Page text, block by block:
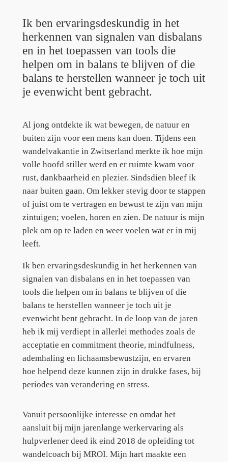
Ik ben ervaringsdeskundig in het
herkennen van signalen van disbalans
en in het toepassen van tools die
helpen om in balans te blijven of die
balans te herstellen wanneer je toch uit
je evenwicht bent gebracht.
Al jong ontdekte ik wat bewegen, de natuur en
buiten zijn voor een mens kan doen. Tijdens een
wandelvakantie in Zwitserland merkte ik hoe mijn
volle hoofd stiller werd en er ruimte kwam voor
rust, dankbaarheid en plezier. Sindsdien bleef ik
naar buiten gaan. Om lekker stevig door te stappen
of juist om te vertragen en bewust te zijn van mijn
zintuigen; voelen, horen en zien. De natuur is mijn
plek om op te laden en weer voelen wat er in mij
leeft.
Ik ben ervaringsdeskundig in het herkennen van
signalen van disbalans en in het toepassen van
tools die helpen om in balans te blijven of die
balans te herstellen wanneer je toch uit je
evenwicht bent gebracht. In de loop van de jaren
heb ik mij verdiept in allerlei methodes zoals de
acceptatie en commitment theorie, mindfulness,
ademhaling en lichaamsbewustzijn, en ervaren
hoe helpend deze kunnen zijn in drukke fases, bij
periodes van verandering en stress.
Vanuit persoonlijke interesse en omdat het
aansluit bij mijn jarenlange werkervaring als
hulpverlener deed ik eind 2018 de opleiding tot
wandelcoach bij MROI. Mijn hart maakte een